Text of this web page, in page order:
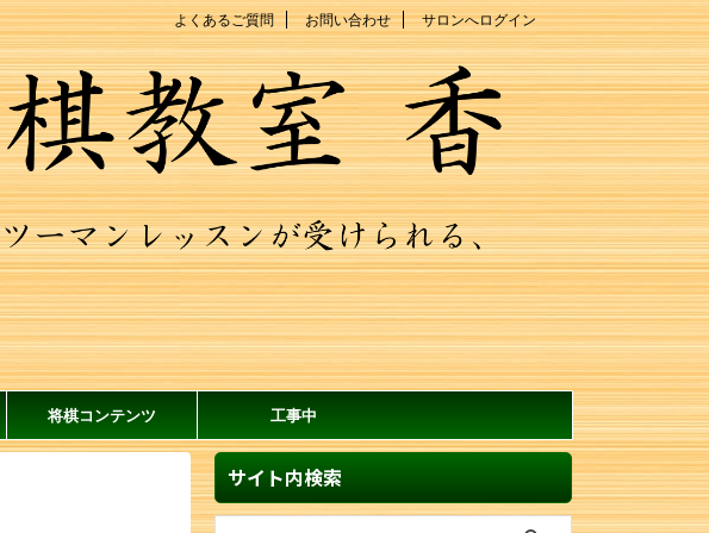
よくあるご質問 お問い合わせ サロンへログイン
将棋コンテンツ 工事中
サイト内検索